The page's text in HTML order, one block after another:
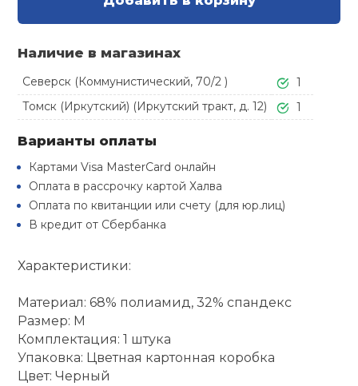
Стойки под
рамы
Кроссоверы
Барбекю
подушки
Шорты
Весы
игры
комплексы и
стенки
для
и тренерский
и защита
оборудование
Наличие в магазинах
Северск (Коммунистический, 70/2 )
1
Томск (Иркутский) (Иркутский тракт, д. 12)
1
Варианты оплаты
Картами Visa MasterCard онлайн
Оплата в рассрочку картой Халва
Оплата по квитанции или счету (для юр.лиц)
В кредит от Сбербанка
Характеристики:
Материал: 68% полиамид, 32% спандекс
Размер: M
Комплектация: 1 штука
Упаковка: Цветная картонная коробка
Цвет: Черный